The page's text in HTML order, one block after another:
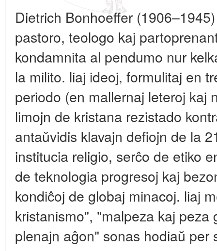
Dietrich Bonhoeffer
pastoro, teologo kaj
kondamnita al pendumo nur
la milito. liaj ideoj, formulitaj en
periodo (en mallernaj leteroj kaj
limojn de kristana rezistado
antaŭvidis klavajn defiojn de la
institucia religio, serĉo de etiko
de teknologia progresoj kaj
kondiĉoj de globaj minacoj. liaj
kristanismo", "malpeza kaj
plenajn aĝon" sonas hodiaŭ per